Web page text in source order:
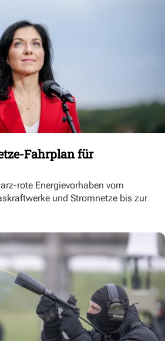
Fahrplan für
rote Energievorhaben vom
und Stromnetze bis zur